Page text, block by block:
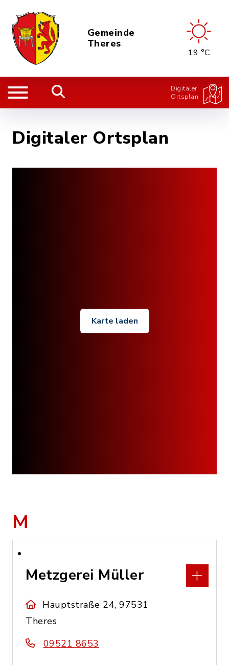
Gemeinde
Theres
19 °C
Digitaler
Ortsplan
Digitaler Ortsplan
Karte laden
M
Metzgerei Müller
Hauptstraße 24, 97531
Theres
09521 8653